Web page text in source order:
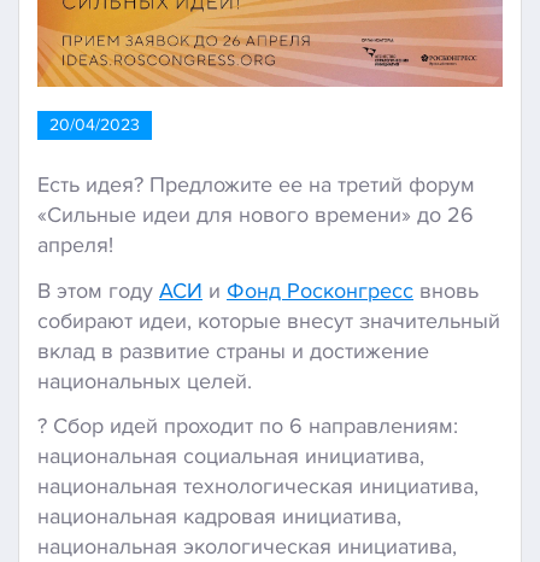
20/04/2023
Есть идея? Предложите ее на третий форум
«Сильные идеи для нового времени» до 26
апреля!
В этом году АСИ и Фонд Росконгресс вновь
собирают идеи, которые внесут значительный
вклад в развитие страны и достижение
национальных целей.
? Сбор идей проходит по 6 направлениям:
национальная социальная инициатива,
национальная технологическая инициатива,
национальная кадровая инициатива,
национальная экологическая инициатива,